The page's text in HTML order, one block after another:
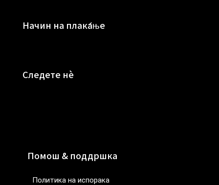
Начин на плаќање
Следете нè
Помош & поддршка
Политика на испорака